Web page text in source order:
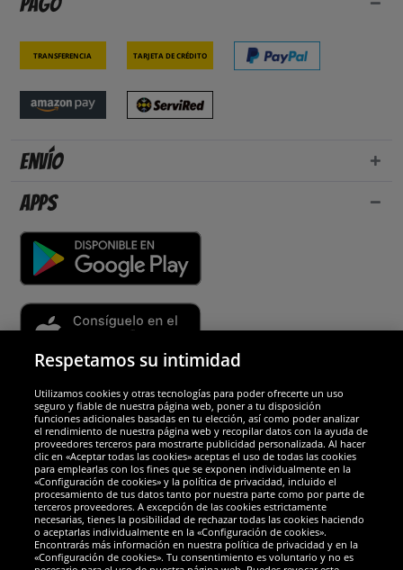
Transferencia Tarjeta de crédito
Envío
Apps
Socios y seguridad
Galardones
Respetamos su intimidad
Utilizamos cookies y otras tecnologías para poder ofrecerte un uso
seguro y fiable de nuestra página web, poner a tu disposición
funciones adicionales basadas en tu elección, así como poder analizar
el rendimiento de nuestra página web y recopilar datos con la ayuda de
proveedores terceros para mostrarte publicidad personalizada. Al hacer
clic en «Aceptar todas las cookies» aceptas el uso de todas las cookies
para emplearlas con los fines que se exponen individualmente en la
«Configuración de cookies» y la política de privacidad, incluido el
procesamiento de tus datos tanto por nuestra parte como por parte de
terceros proveedores. A excepción de las cookies estrictamente
necesarias, tienes la posibilidad de rechazar todas las cookies haciendo
o aceptarlas individualmente en la «Configuración de cookies».
Encontrarás más información en nuestra política de privacidad y en la
«Configuración de cookies». Tu consentimiento es voluntario y no es